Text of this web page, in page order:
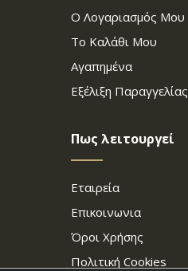
Ο Λογαριασμός Μου
Το Καλάθι Μου
Αγαπημένα
Εξέλιξη Παραγγελίας
Πως λειτουργεί
Εταιρεία
Επικοινωνια
Όροι Χρήσης
Πολιτική Cookies